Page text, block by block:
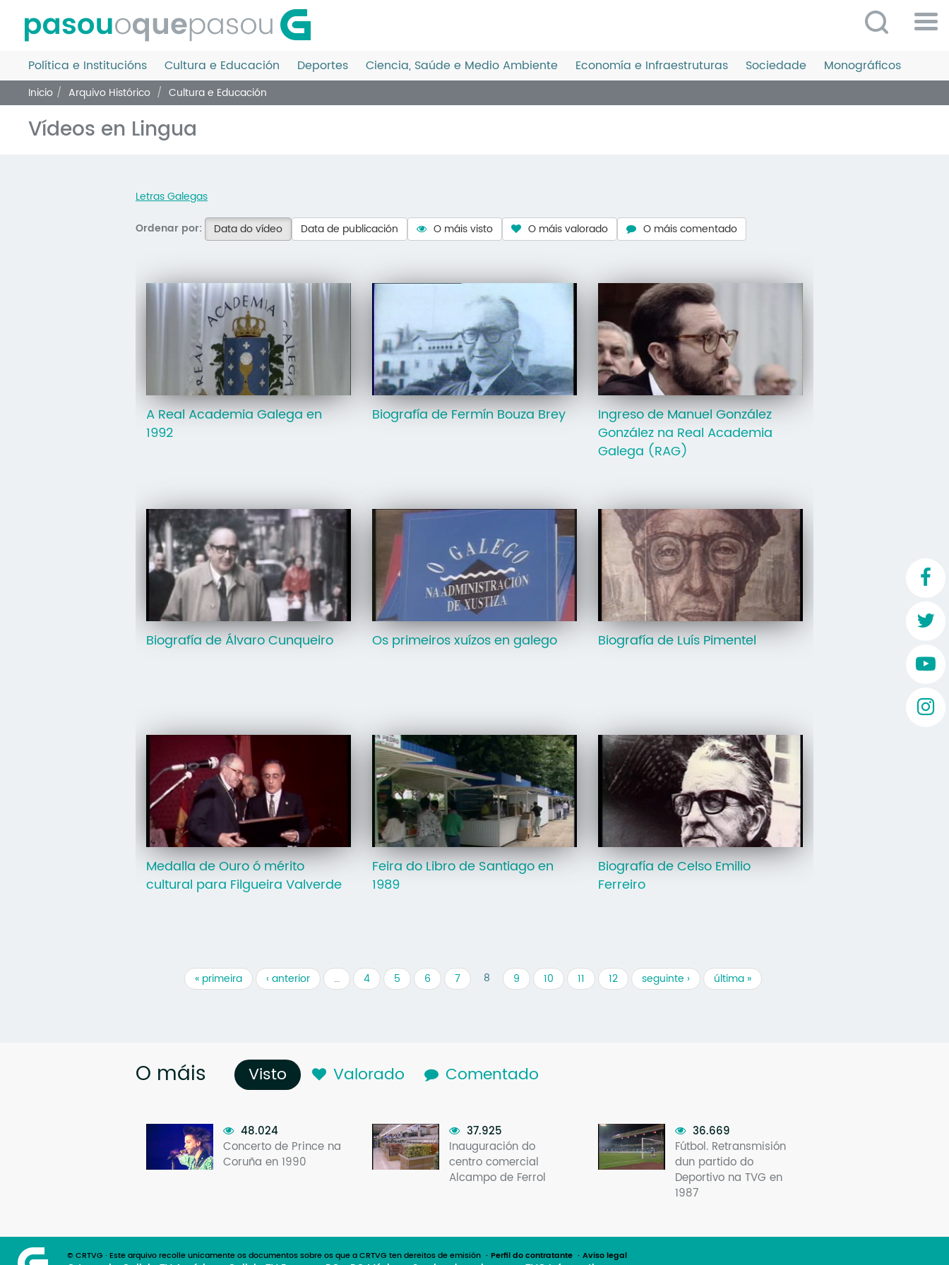
contido
principal
O
Política e Institucións Cultura e Educación Deportes Ciencia, Saúde e Medio Ambiente Economía e Infraestruturas Sociedade Monográficos
Inicio Arquivo Histórico Cultura e Educación
Vídeos en Lingua
Letras Galegas
Ordenar por:
Data do vídeo Data de publicación O máis visto O máis valorado O máis comentado
A Real Academia Galega en
1992
Biografía de Fermín Bouza Brey
Ingreso de Manuel González
González na Real Academia
Galega (RAG)
Biografía de Álvaro Cunqueiro Os primeiros xuízos en galego Biografía de Luís Pimentel
Medalla de Ouro ó mérito
cultural para Filgueira Valverde
Feira do Libro de Santiago en
1989
Biografía de Celso Emilio
Ferreiro
« primeira ‹ anterior … 4 5 6 7 8 9 10 11 12 seguinte › última »
O máis Visto (solapa activa)
Valorado Comentado
48.024
Concerto de Prince na
Coruña en 1990
37.925
Inauguración do
centro comercial
Alcampo de Ferrol
36.669
Fútbol. Retransmisión
dun partido do
Deportivo na TVG en
1987
© CRTVG · Este arquivo recolle unicamente os documentos sobre os que a CRTVG ten dereitos de emisión Perfil do contratante Aviso legal